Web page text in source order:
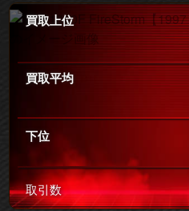
買取上位
買取平均
下位
取引数